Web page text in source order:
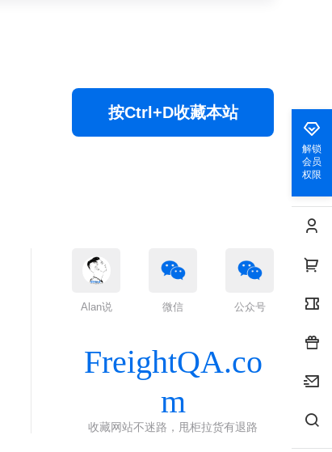
解锁
会员
权限
按Ctrl+D收藏本站
Alan说 微信 公众号
FreightQA.co
m
收藏网站不迷路，甩柜拉货有退路